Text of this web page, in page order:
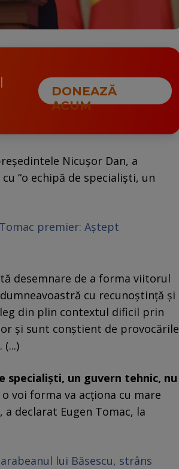
DONEAZĂ
ACUM
Nicușor Dan, a
“o echipă de specialiști, un
premier: Aștept
desemnare de a forma viitorul
cu recunoştinţă şi
din plin contextul dificil prin
şi sunt conştient de provocările
specialiști, un guvern tehnic, nu
voi forma va acționa cu mare
declarat Eugen Tomac, la
lui Băsescu, strâns